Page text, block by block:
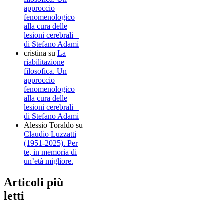
approccio
fenomenologico
alla cura delle
lesioni cerebrali –
di Stefano Adami
cristina su La
riabilitazione
filosofica. Un
approccio
fenomenologico
alla cura delle
lesioni cerebrali –
di Stefano Adami
Alessio Toraldo su
Claudio Luzzatti
(1951-2025). Per
te, in memoria di
un’età migliore.
Articoli più
letti